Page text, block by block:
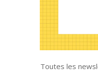
Toutes les